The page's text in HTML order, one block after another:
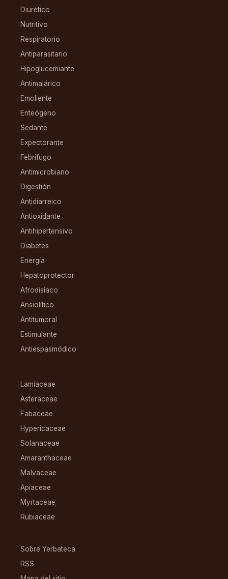
Diurético
Nutritivo
Respiratorio
Antiparasitario
Hipoglucemiante
Antimalárico
Emoliente
Enteógeno
Sedante
Expectorante
Febrífugo
Antimicrobiano
Digestión
Antidiarreico
Antioxidante
Antihipertensivo
Diabetes
Energía
Hepatoprotector
Afrodisíaco
Ansiolítico
Antitumoral
Estimulante
Antiespasmódico
Lamiaceae
Asteraceae
Fabaceae
Hypericaceae
Solanaceae
Amaranthaceae
Malvaceae
Apiaceae
Myrtaceae
Rubiaceae
Sobre Yerbateca
RSS